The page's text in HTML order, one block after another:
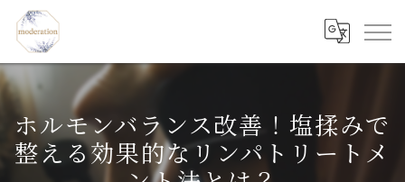
ホルモンバランス改善！塩揉みで
整える効果的なリンパトリートメ